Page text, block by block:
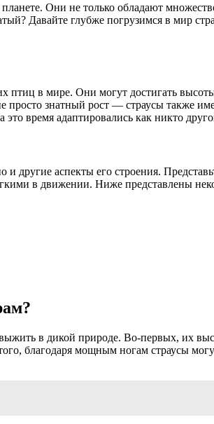
Они не только обладают
Давайте глубже погрузимся в мир
в мире. Они могут достигать
просто знатный рост — страусы также
время адаптировались как никто
и другие аспекты его строения.
в движении. Ниже представлены
в дикой природе. Во-первых, их
благодаря мощным ногам страусы